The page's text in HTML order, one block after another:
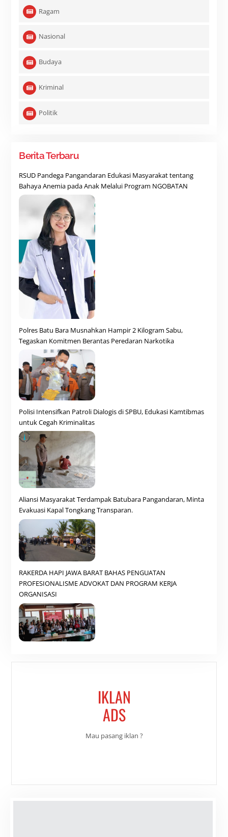
Ragam
Nasional
Budaya
Kriminal
Politik
Berita Terbaru
RSUD Pandega Pangandaran Edukasi Masyarakat tentang
Bahaya Anemia pada Anak Melalui Program NGOBATAN
Polres Batu Bara Musnahkan Hampir 2 Kilogram Sabu,
Tegaskan Komitmen Berantas Peredaran Narkotika
Polisi Intensifkan Patroli Dialogis di SPBU, Edukasi Kamtibmas
untuk Cegah Kriminalitas
Aliansi Masyarakat Terdampak Batubara Pangandaran, Minta
Evakuasi Kapal Tongkang Transparan.
RAKERDA HAPI JAWA BARAT BAHAS PENGUATAN
PROFESIONALISME ADVOKAT DAN PROGRAM KERJA
ORGANISASI
IKLAN
ADS
Mau pasang iklan ?